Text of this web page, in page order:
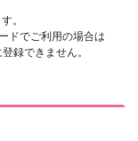
。
ドでご利用の場合は
録できません。